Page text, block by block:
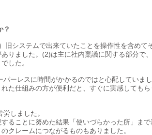
？
旧システムで出来ていたことを操作性を含め
りました。(2)は主に社内稟議に関する部分で
した。
ーレスに時間がかかるのではと心配していま
た仕組みの方が便利だと、すぐに実感しても
しました。
ることに努めた結果「使いづらかった所」ま
クレームにつながるものもありました。